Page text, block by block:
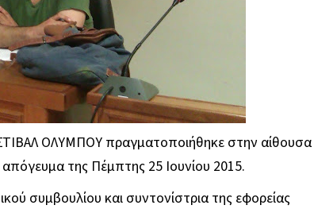
ΟΛΥΜΠΟΥ πραγματοποιήθηκε στην αίθουσα
της Πέμπτης 25 Ιουνίου 2015.
συμβουλίου και συντονίστρια της εφορείας